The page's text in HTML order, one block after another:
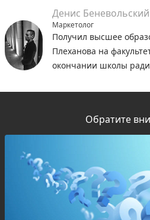
Денис Беневольский
Маркетолог
Получил высшее
Плеханова на
окончании школы
Обратите